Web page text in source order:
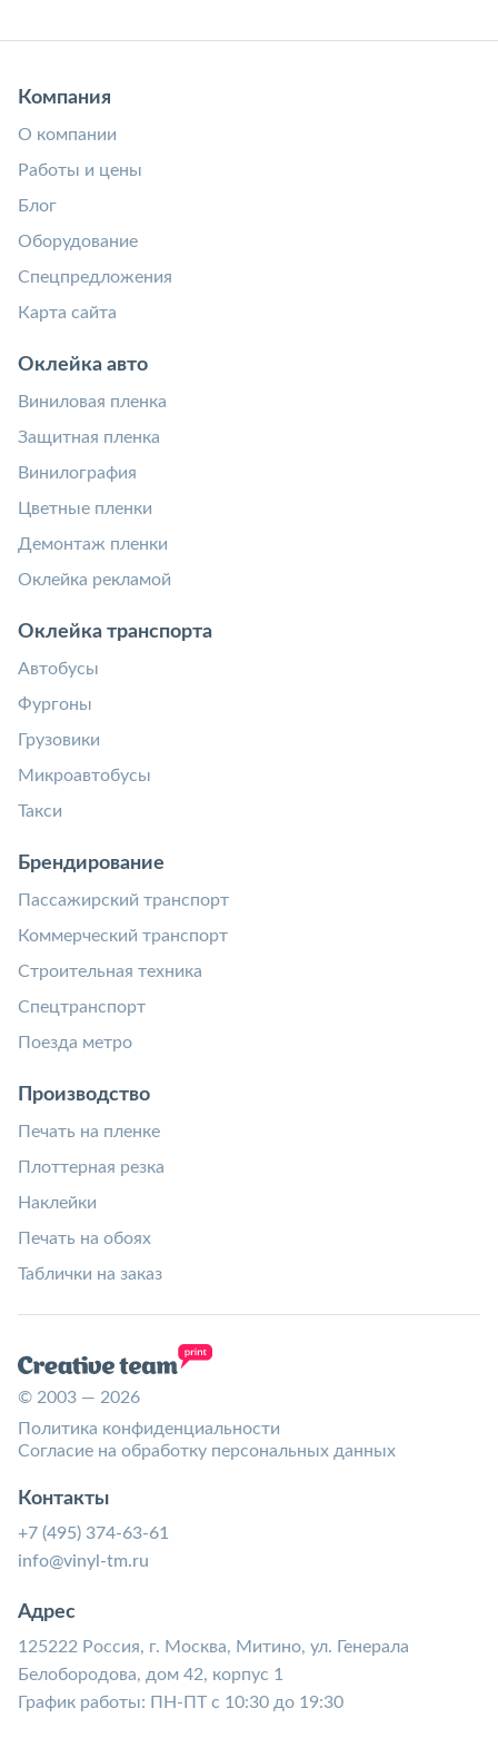
Компания
О компании
Работы и цены
Блог
Оборудование
Спецпредложения
Карта сайта
Оклейка авто
Виниловая пленка
Защитная пленка
Винилография
Цветные пленки
Демонтаж пленки
Оклейка рекламой
Оклейка транспорта
Автобусы
Фургоны
Грузовики
Микроавтобусы
Такси
Брендирование
Пассажирский транспорт
Коммерческий транспорт
Строительная техника
Спецтранспорт
Поезда метро
Производство
Печать на пленке
Плоттерная резка
Наклейки
Печать на обоях
Таблички на заказ
© 2003 — 2026
Политика конфиденциальности
Согласие на обработку персональных данных
Контакты
+7 (495) 374-63-61
info@vinyl-tm.ru
Адрес
125222 Россия, г. Москва, Митино, ул. Генерала
Белобородова, дом 42, корпус 1
График работы: ПН-ПТ с 10:30 до 19:30